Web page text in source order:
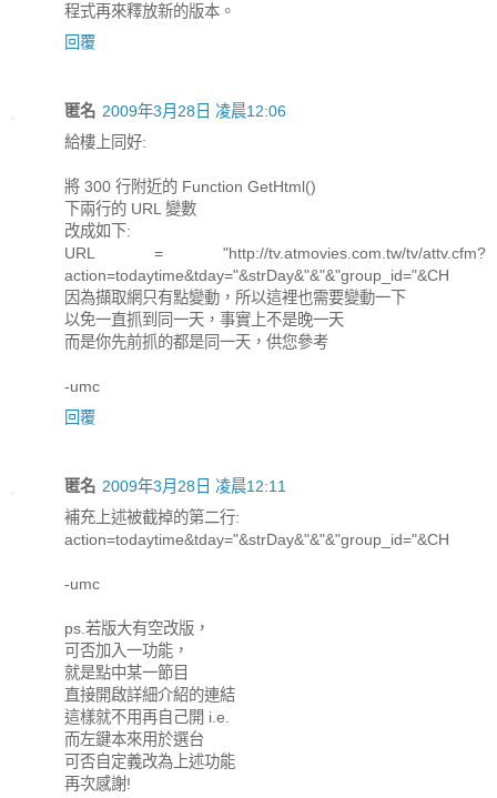
程式再來釋放新的版本。
回覆
匿名 2009年3月28日 凌晨12:06
給樓上同好:
將 300 行附近的 Function GetHtml()
下兩行的 URL 變數
改成如下:
URL = "http://tv.atmovies.com.tw/tv/attv.cfm?
action=todaytime&tday="&strDay&"&"&"group_id="&CH
因為擷取網只有點變動，所以這裡也需要變動一下
以免一直抓到同一天，事實上不是晚一天
而是你先前抓的都是同一天，供您參考
-umc
回覆
匿名 2009年3月28日 凌晨12:11
補充上述被截掉的第二行:
action=todaytime&tday="&strDay&"&"&"group_id="&CH
-umc
ps.若版大有空改版，
可否加入一功能，
就是點中某一節目
直接開啟詳細介紹的連結
這樣就不用再自己開 i.e.
而左鍵本來用於選台
可否自定義改為上述功能
再次感謝!